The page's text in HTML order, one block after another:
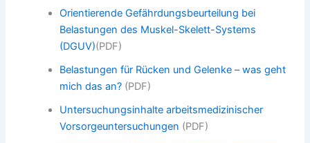
Orientierende Gefährdungsbeurteilung bei
Belastungen des Muskel-Skelett-Systems
(DGUV)(PDF)
Belastungen für Rücken und Gelenke – was geht
mich das an? (PDF)
Untersuchungsinhalte arbeitsmedizinischer
Vorsorgeuntersuchungen (PDF)